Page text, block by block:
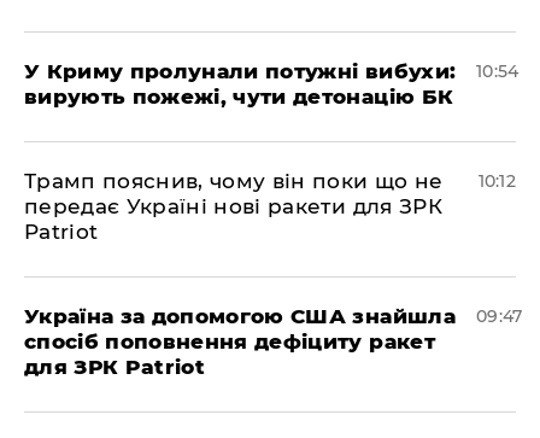
У Криму пролунали потужні вибухи:
вирують пожежі, чути детонацію БК
10:54
Трамп пояснив, чому він поки що не
передає Україні нові ракети для ЗРК
Patriot
10:12
Україна за допомогою США знайшла
спосіб поповнення дефіциту ракет
для ЗРК Patriot
09:47